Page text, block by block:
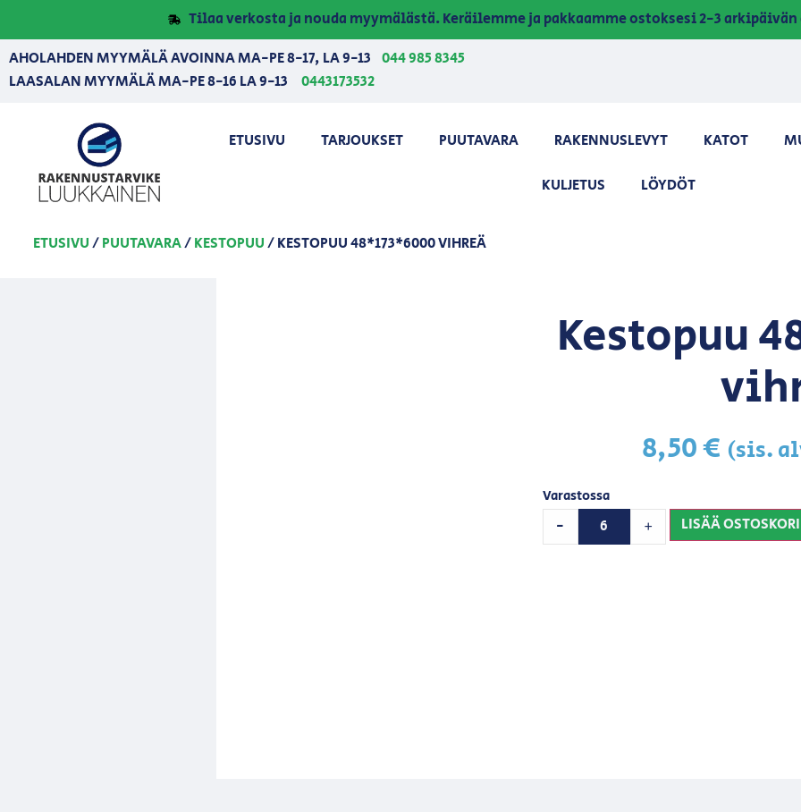
Tilaa verkosta ja nouda myymälästä. Keräilemme ja pakkaamme ostoksesi 2-3
AHOLAHDEN MYYMÄLÄ AVOINNA MA-PE 8-17, LA 9-13 044 985 8345
LAASALAN MYYMÄLÄ MA-PE 8-16 LA 9-13
0443173532
ETUSIVU TARJOUKSET PUUTAVARA RAKENNUSLEVYT KATOT
KULJETUS LÖYDÖT
ETUSIVU/PUUTAVARA/KESTOPUU/ KESTOPUU 48*173*6000 VIHREÄ
Kestopuu
8,50€ (sis.
Varastossa
- + LISÄÄ